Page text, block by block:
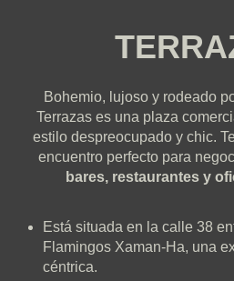
Bohemio, lujoso y rodeado
Terrazas es una plaza
estilo despreocupado y chic.
encuentro perfecto para
bares, restaurantes y
Está situada en la calle 38
Flamingos Xaman-Ha, una
céntrica.